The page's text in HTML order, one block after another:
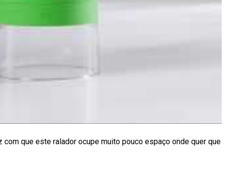
que este ralador ocupe muito pouco espaço onde quer que